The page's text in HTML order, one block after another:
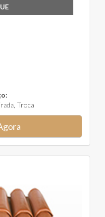
Troca